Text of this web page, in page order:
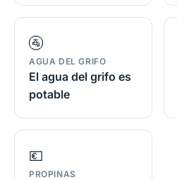
🚰
AGUA DEL GRIFO
El agua del grifo es
potable
💶
PROPINAS